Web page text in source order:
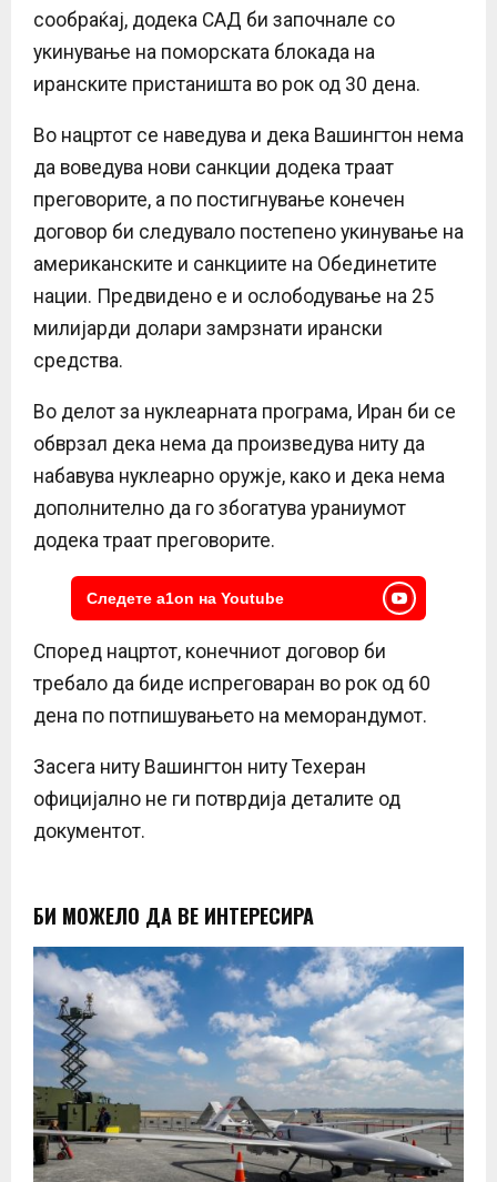
сообраќај, додека САД би започнале со
укинување на поморската блокада на
иранските пристаништа во рок од 30 дена.
Во нацртот се наведува и дека Вашингтон нема
да воведува нови санкции додека траат
преговорите, а по постигнување конечен
договор би следувало постепено укинување на
американските и санкциите на Обединетите
нации. Предвидено е и ослободување на 25
милијарди долари замрзнати ирански
средства.
Во делот за нуклеарната програма, Иран би се
обврзал дека нема да произведува ниту да
набавува нуклеарно оружје, како и дека нема
дополнително да го збогатува ураниумот
додека траат преговорите.
Следете a1on на Youtube
Според нацртот, конечниот договор би
требало да биде испреговаран во рок од 60
дена по потпишувањето на меморандумот.
Засега ниту Вашингтон ниту Техеран
официјално не ги потврдија деталите од
документот.
БИ МОЖЕЛО ДА ВЕ ИНТЕРЕСИРА